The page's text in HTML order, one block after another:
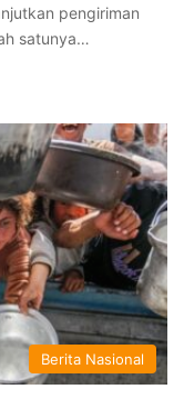
pengiriman
satunya…
Berita Nasional